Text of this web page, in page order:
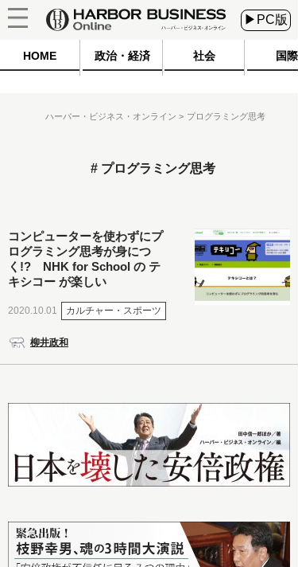
▶PC版
HOME 政治・経済 社会 国際
ハーバー・ビジネス・オンライン プログラミング思考
プログラミング思考
コンピューターを使わずにプ
ログラミング思考が身につ
く!? NHK for School の テ
キシコー が楽しい
2020.10.01 カルチャー・スポーツ
柳井政和